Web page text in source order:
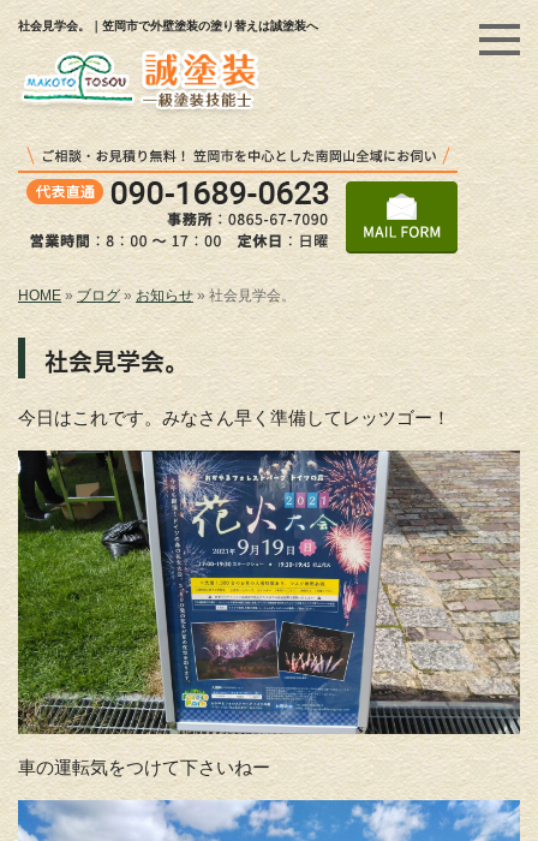
社会見学会。｜笠岡市で外壁塗装の塗り替えは誠塗装へ
HOME» ブログ» お知らせ » 社会見学会。
社会見学会。
今日はこれです。みなさん早く準備してレッツゴー！
車の運転気をつけて下さいねー